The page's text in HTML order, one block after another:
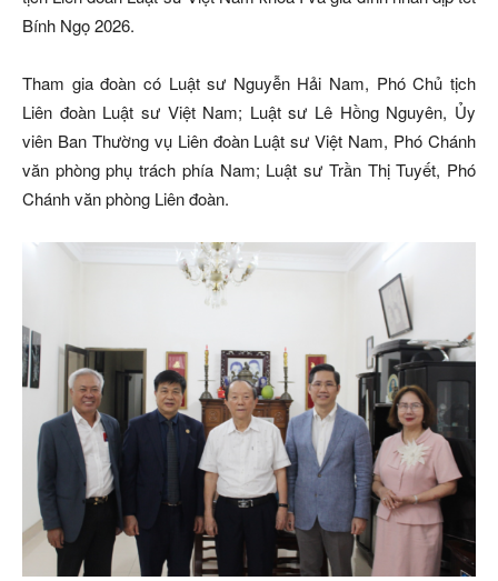
Bính Ngọ 2026.
Tham gia đoàn có Luật sư Nguyễn Hải Nam, Phó Chủ tịch
Liên đoàn Luật sư Việt Nam; Luật sư Lê Hồng Nguyên, Ủy
viên Ban Thường vụ Liên đoàn Luật sư Việt Nam, Phó Chánh
văn phòng phụ trách phía Nam; Luật sư Trần Thị Tuyết, Phó
Chánh văn phòng Liên đoàn.